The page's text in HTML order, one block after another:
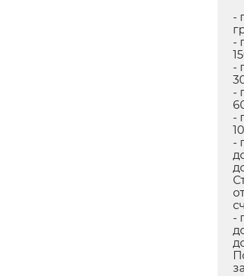
-
-
-
-
-
-
-